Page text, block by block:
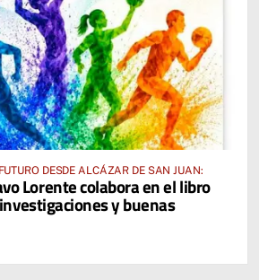
DESDE ALCÁZAR DE SAN JUAN:
Lorente colabora en el libro
y buenas